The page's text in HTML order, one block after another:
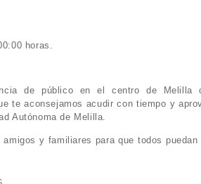
horas.
de público en el centro de Melilla
te aconsejamos acudir con tiempo y
Autónoma de Melilla.
y familiares para que todos